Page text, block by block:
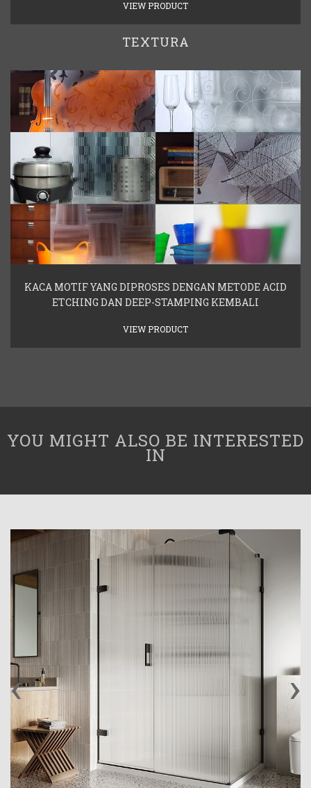
VIEW PRODUCT
TEXTURA
KACA MOTIF YANG DIPROSES DENGAN METODE ACID
ETCHING DAN DEEP-STAMPING KEMBALI
VIEW PRODUCT
YOU MIGHT ALSO BE INTERESTED
IN
‹ ›